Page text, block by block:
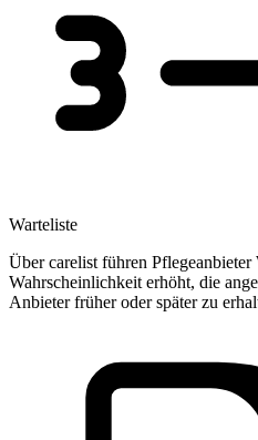
Warteliste
Über carelist führen Pflegeanbieter
Wahrscheinlichkeit erhöht, die
Anbieter früher oder später zu